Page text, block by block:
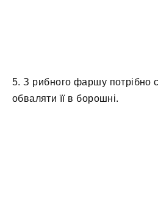
5. З рибного фаршу потрібно
обваляти її в борошні.